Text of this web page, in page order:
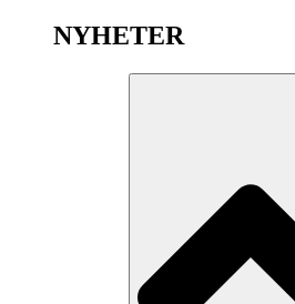
NYHETER